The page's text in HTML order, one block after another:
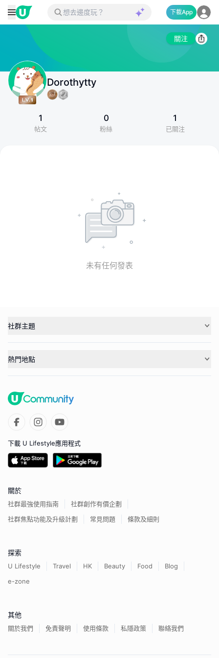
下載App
關注
Dorothytty
1
帖文
0
粉絲
1
已關注
未有任何發表
社群主題
熱門地點
下載 U Lifestyle應用程式
關於
社群最強使用指南
社群創作有價企劃
社群焦點功能及升級計劃
常見問題 條款及細則
探索
U Lifestyle Travel HK Beauty Food
Blog
e-zone
其他
關於我們 免責聲明 使用條款 私隱政策 聯絡我們